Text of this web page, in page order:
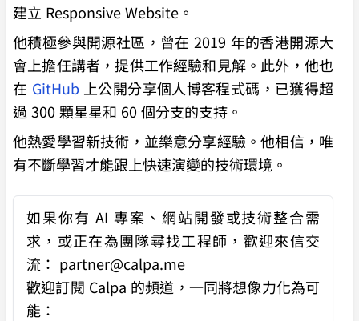
建立 Responsive Website。
他積極參與開源社區，曾在 2019 年的香港開源大
會上擔任講者，提供工作經驗和見解。此外，他也
在 GitHub上公開分享個人博客程式碼，已獲得超
過 300 顆星星和 60 個分支的支持。
他熱愛學習新技術，並樂意分享經驗。他相信，唯
有不斷學習才能跟上快速演變的技術環境。
如果你有AI 專案、網站開發或技術整合需
求 ，或正在為團隊尋找工程師，歡迎來信交
流： partner@calpa.me
歡迎訂閱 Calpa 的頻道，一同將想像力化為可
能：